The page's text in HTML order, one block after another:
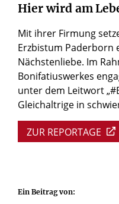
Hierwird am
Mit ihrer Firmung
Erzbistum Paderborn
Nächstenliebe. Im
Bonifatiuswerkes
unter dem Leitwort
Gleichaltrige in
ZUR REPORTAGE
Ein Beitrag von: